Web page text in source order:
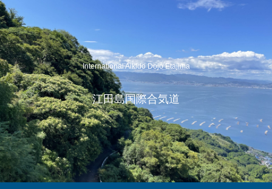
International Aikido Dojo Etajima
江田島国際合気道